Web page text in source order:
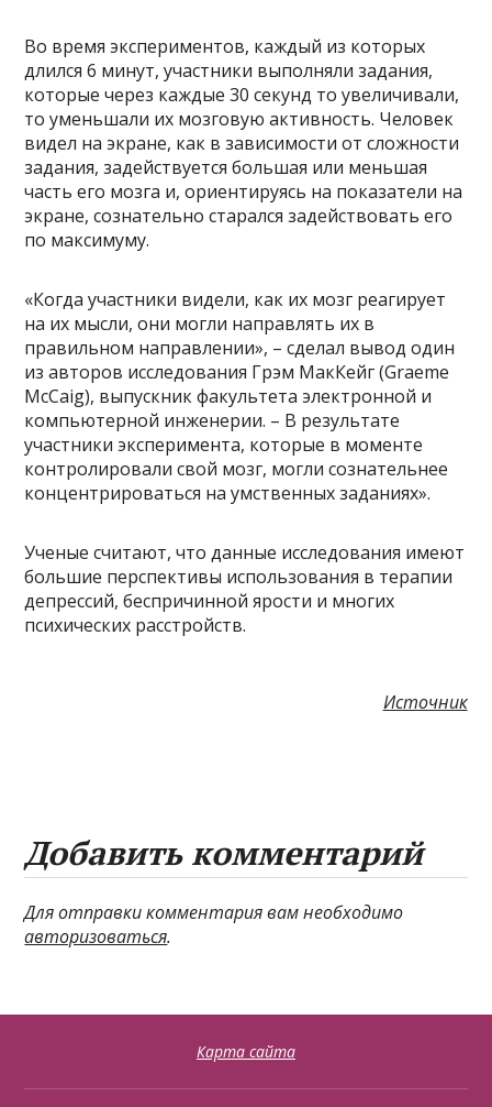
Во время экспериментов, каждый из которых
длился 6 минут, участники выполняли задания,
которые через каждые 30 секунд то увеличивали,
то уменьшали их мозговую активность. Человек
видел на экране, как в зависимости от сложности
задания, задействуется большая или меньшая
часть его мозга и, ориентируясь на показатели на
экране, сознательно старался задействовать его
по максимуму.
«Когда участники видели, как их мозг реагирует
на их мысли, они могли направлять их в
правильном направлении», – сделал вывод один
из авторов исследования Грэм МакКейг (Graeme
McCaig), выпускник факультета электронной и
компьютерной инженерии. – В результате
участники эксперимента, которые в моменте
контролировали свой мозг, могли сознательнее
концентрироваться на умственных заданиях».
Ученые считают, что данные исследования имеют
большие перспективы использования в терапии
депрессий, беспричинной ярости и многих
психических расстройств.
Источник
Добавить комментарий
Для отправки комментария вам необходимо
авторизоваться.
Карта сайта